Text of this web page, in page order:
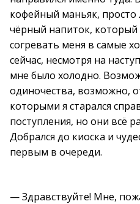
кофейный маньяк,
чёрный напиток, который
согревать меня в самые
сейчас, несмотря на
мне было холодно.
одиночества, возможно,
которыми я старался
поступления, но они всё
Добрался до киоска и
первым в очереди.
— Здравствуйте! Мне,